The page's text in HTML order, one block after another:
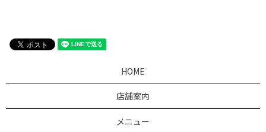
HOME
店舗案内
メニュー